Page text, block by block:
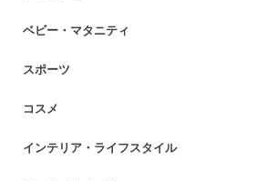
ベビー・マタニティ
スポーツ
コスメ
インテリア・ライフスタイル